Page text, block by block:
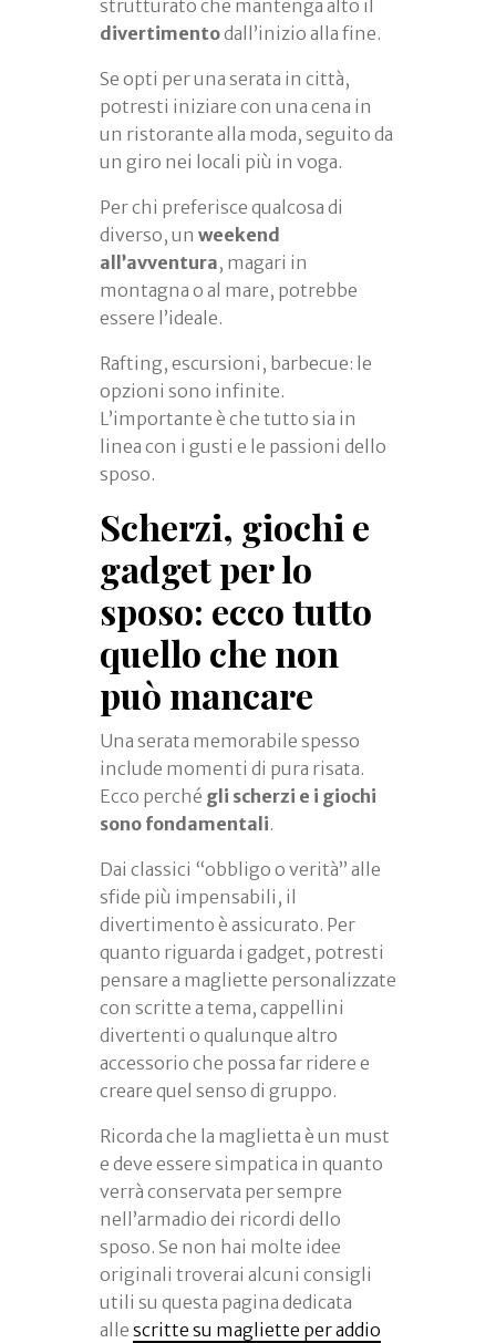
strutturato che mantenga alto il
divertimentodall’inizio alla fine.
Se opti per una serata in città,
potresti iniziare con una cena in
un ristorante alla moda, seguito da
un giro nei locali più in voga.
Per chi preferisce qualcosa di
diverso, un weekend
all’avventura, magari in
montagna o al mare, potrebbe
essere l’ideale.
Rafting, escursioni, barbecue: le
opzioni sono infinite.
L’importante è che tutto sia in
linea con i gusti e le passioni dello
sposo.
Scherzi, giochi e
gadget per lo
sposo: ecco tutto
quello che non
può mancare
Una serata memorabile spesso
include momenti di pura risata.
Ecco perché gli scherzi e i giochi
sono fondamentali.
Dai classici “obbligo o verità” alle
sfide più impensabili, il
divertimento è assicurato. Per
quanto riguarda i gadget, potresti
pensare a magliette personalizzate
con scritte a tema, cappellini
divertenti o qualunque altro
accessorio che possa far ridere e
creare quel senso di gruppo.
Ricorda che la maglietta è un must
e deve essere simpatica in quanto
verrà conservata per sempre
nell’armadio dei ricordi dello
sposo. Se non hai molte idee
originali troverai alcuni consigli
utili su questa pagina dedicata
alle scritte su magliette per addio